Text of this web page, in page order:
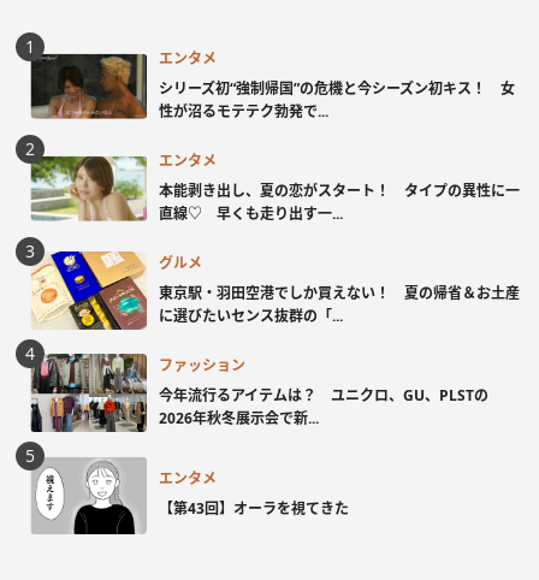
エンタメ
シリーズ初“強制帰国”の危機と今シーズン初キス！ 女
性が沼るモテテク勃発で...
エンタメ
本能剥き出し、夏の恋がスタート！ タイプの異性に一
直線♡ 早くも走り出す一...
グルメ
東京駅・羽田空港でしか買えない！ 夏の帰省＆お土産
に選びたいセンス抜群の「...
ファッション
今年流行るアイテムは？ ユニクロ、GU、PLSTの
2026年秋冬展示会で新...
エンタメ
【第43回】オーラを視てきた